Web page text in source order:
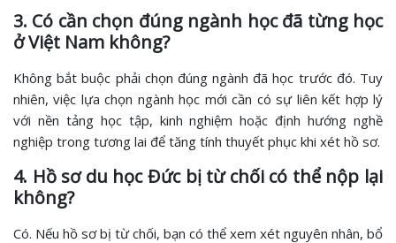
3. Có cần chọn đúng ngành học đã từng học
ở Việt Nam không?
Không bắt buộc phải chọn đúng ngành đã học trước đó. Tuy
nhiên, việc lựa chọn ngành học mới cần có sự liên kết hợp lý
với nền tảng học tập, kinh nghiệm hoặc định hướng nghề
nghiệp trong tương lai để tăng tính thuyết phục khi xét hồ sơ.
4. Hồ sơ du học Đức bị từ chối có thể nộp lại
không?
Có. Nếu hồ sơ bị từ chối, bạn có thể xem xét nguyên nhân, bổ